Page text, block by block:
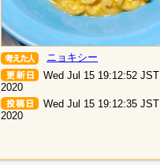
ニョキシー
Wed Jul 15 19:12:52 JST
2020
Wed Jul 15 19:12:35 JST
2020